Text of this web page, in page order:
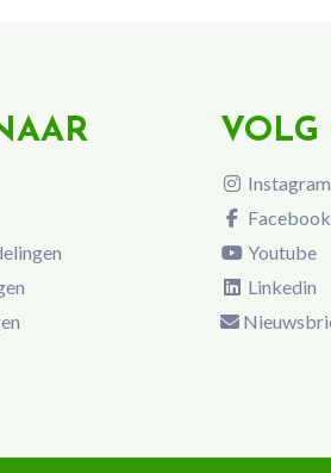
VOLG
Instagram
Facebook
Youtube
Linkedin